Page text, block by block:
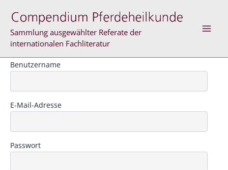
Inhalt
springen
Sammlung ausgewählter Referate der
internationalen Fachliteratur
Benutzername
E-Mail-Adresse
Passwort